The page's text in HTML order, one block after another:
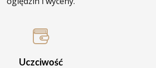
Uczciwość